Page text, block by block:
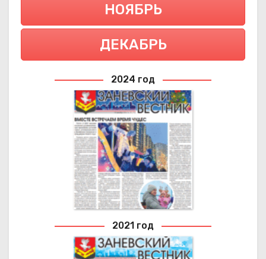
НОЯБРЬ
ДЕКАБРЬ
2024 год
2024 ГОД
Архивные выпуски газеты
2021 год